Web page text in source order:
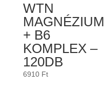
WTN
MAGNÉZIUM
+ B6
KOMPLEX –
120DB
6910 Ft